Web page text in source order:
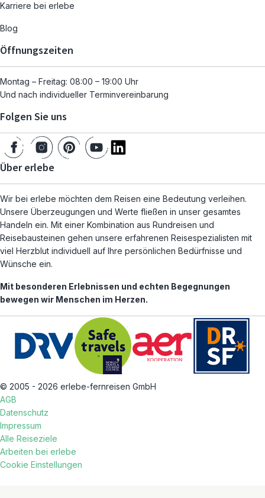
Karriere bei erlebe
Blog
Öffnungszeiten
Montag – Freitag: 08:00 – 19:00 Uhr
Und nach individueller Terminvereinbarung
Folgen Sie uns
Über erlebe
Wir bei erlebe möchten dem Reisen eine Bedeutung verleihen.
Unsere Überzeugungen und Werte fließen in unser gesamtes
Handeln ein. Mit einer Kombination aus Rundreisen und
Reisebausteinen gehen unsere erfahrenen Reisespezialisten mit
viel Herzblut individuell auf Ihre persönlichen Bedürfnisse und
Wünsche ein.
Mit besonderen Erlebnissen und echten Begegnungen
bewegen wir Menschen im Herzen.
© 2005 - 2026 erlebe-fernreisen GmbH
AGB
Datenschutz
Impressum
Alle Reiseziele
Arbeiten bei erlebe
Cookie Einstellungen